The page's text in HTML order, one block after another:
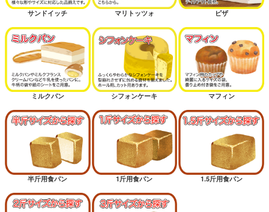
サンドイッチ マリトッツォ ピザ
ミルクパン シフォンケーキ マフィン
半斤用食パン 1斤用食パン 1.5斤用食パン